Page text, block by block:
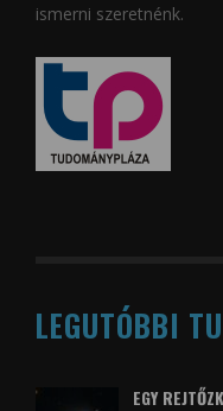
ismerni szeretnénk.
LEGUTÓBBI
EGY